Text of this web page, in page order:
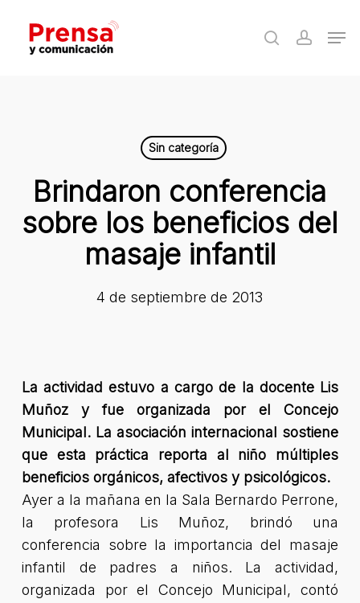
main
search
Sin categoría
Brindaron conferencia
sobre los beneficios del
masaje infantil
4 de septiembre de 2013
La actividad estuvo a cargo de la docente Lis
Muñoz y fue organizada por el Concejo
Municipal. La asociación internacional sostiene
que esta práctica reporta al niño múltiples
beneficios orgánicos, afectivos y psicológicos.
Ayer a la mañana en la Sala Bernardo Perrone,
la profesora Lis Muñoz, brindó una
conferencia sobre la importancia del masaje
infantil de padres a niños. La actividad,
organizada por el Concejo Municipal, contó